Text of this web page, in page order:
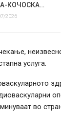
КОЧОСКА…
2026
чекање,
услуга.
во